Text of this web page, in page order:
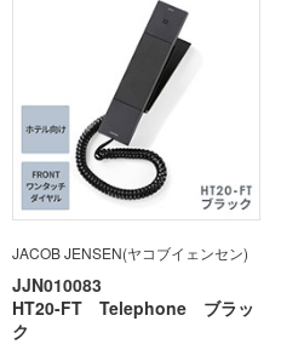
JACOB JENSEN(ヤコブイェンセン)
JJN010083
HT20-FT Telephone ブラッ
ク